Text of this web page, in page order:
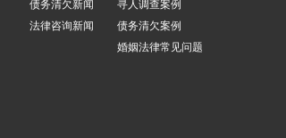
债务清欠新闻
法律咨询新闻
寻人调查案例
债务清欠案例
婚姻法律常见问题